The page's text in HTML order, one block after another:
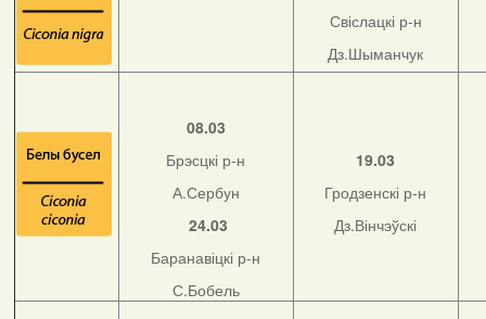
Свіслацкі р-н
Дз.Шыманчук
08.03
Брэсцкі р-н
А.Сербун
24.03
Баранавіцкі р-н
С.Бобель
19.03
Гродзенскі р-н
Дз.Вінчэўскі